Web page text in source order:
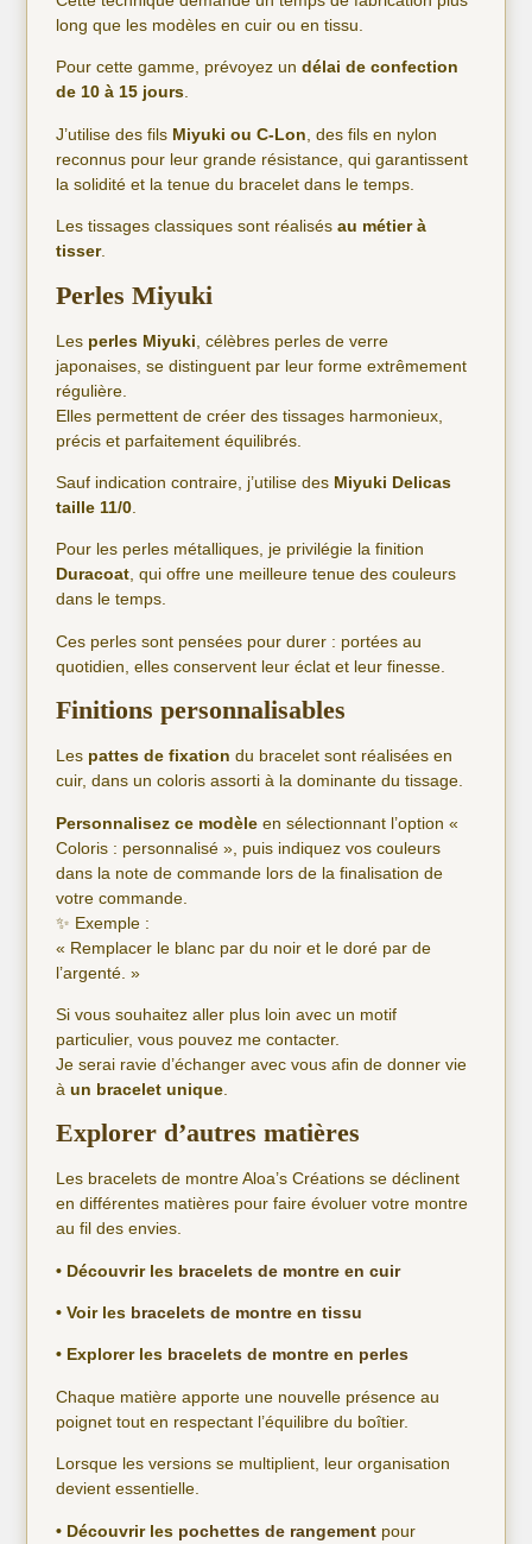
long que les modèles en cuir ou en tissu.
Pour cette gamme, prévoyez undélai de confection
de 10 à 15 jours.
J’utilise des fils Miyuki ou C-Lon , des fils en nylon
reconnus pour leur grande résistance, qui garantissent
la solidité et la tenue du bracelet dans le temps.
Les tissages classiques sont réalisésau métier à
tisser.
Perles Miyuki
Les perles Miyuki , célèbres perles de verre
japonaises, se distinguent par leur forme extrêmement
régulière.
Elles permettent de créer des tissages harmonieux,
précis et parfaitement équilibrés.
Sauf indication contraire, j’utilise des Miyuki Delicas
taille 11/0
Pour les perles métalliques, je privilégie la finition
Duracoat, qui offre une meilleure tenue des couleurs
dans le temps.
Ces perles sont pensées pour durer : portées au
quotidien, elles conservent leur éclat et leur finesse.
Finitions personnalisables
Les pattes de fixation du bracelet sont réalisées en
cuir, dans un coloris assorti à la dominante du tissage.
Personnalisez ce modèle en sélectionnant l’option «
Coloris : personnalisé », puis indiquez vos couleurs
dans la note de commande lors de la finalisation de
votre commande.
✨ Exemple :
« Remplacer le blanc par du noir et le doré par de
l’argenté. »
Si vous souhaitez aller plus loin avec un motif
particulier, vous pouvez me contacter.
Je serai ravie d’échanger avec vous afin de donner vie
àun bracelet unique
Explorer d’autres matières
Les bracelets de montre Aloa’s Créations se déclinent
en différentes matières pour faire évoluer votre montre
au fil des envies.
• Découvrir les bracelets de montre en cuir
• Voir les bracelets de montre en tissu
• Explorer les bracelets de montre en perles
Chaque matière apporte une nouvelle présence au
poignet tout en respectant l’équilibre du boîtier.
Lorsque les versions se multiplient, leur organisation
devient essentielle.
• Découvrir les pochettes de rangement pour